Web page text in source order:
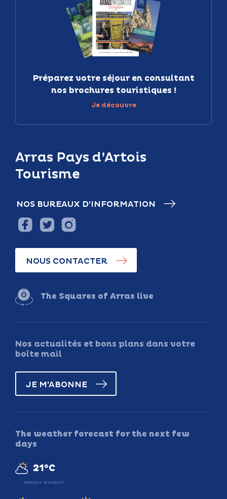
Arras Pays d’Artois
Tourisme
NOS BUREAUX D’INFORMATION
NOUS CONTACTER
The Squares of Arras live
Nos actualités et bons plans dans votre
boîte mail
JE M'ABONNE
The weather forecast for the next few
days
21°C
MONDAY 10 AUGUST
Préparez votre séjour en consultant
nos brochures touristiques !
Je découvre